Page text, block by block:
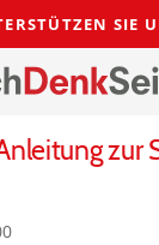
SIE
zur